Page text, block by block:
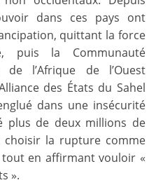
dans ces pays ont
quittant la force
puis la Communauté
l’Afrique de l’Ouest
des États du Sahel
dans une insécurité
plus de deux millions de
choisir la rupture comme
en affirmant vouloir «
».